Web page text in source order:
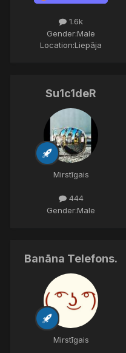
1.6k
Gender:Male
Location:Liepāja
Su1c1deR
Mirstīgais
444
Gender:Male
Banāna Telefons.
Mirstīgais